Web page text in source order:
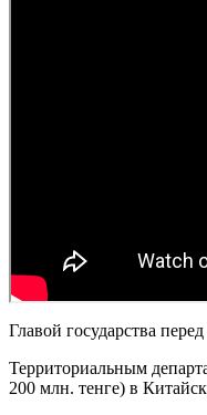
Главой государства
Территориальным
200 млн. тенге) в